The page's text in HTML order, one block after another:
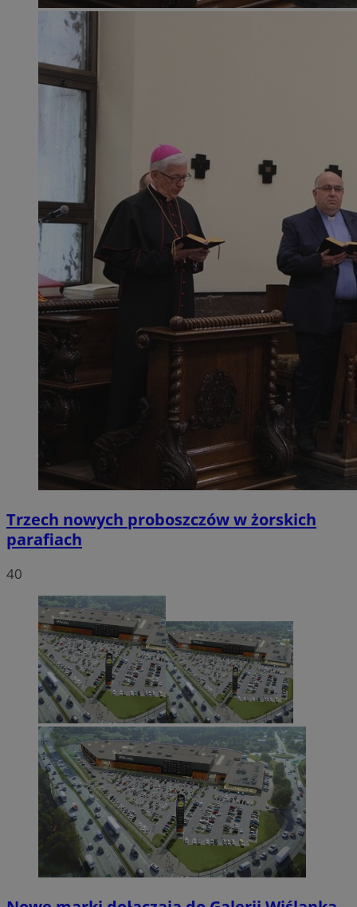
Trzech nowych proboszczów w żorskich
parafiach
40